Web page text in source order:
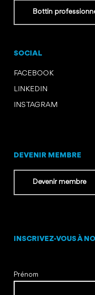
Bottin
SOCIAL
FACEBOOK
LINKEDIN
INSTAGRAM
DEVENIR MEMBRE
Devenir membre
INSCRIVEZ-VOUS À
Prénom